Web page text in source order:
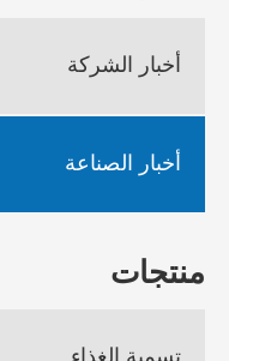
أخبار الشركة
أخبار الصناعة
منتجات
تسمية الغذاء